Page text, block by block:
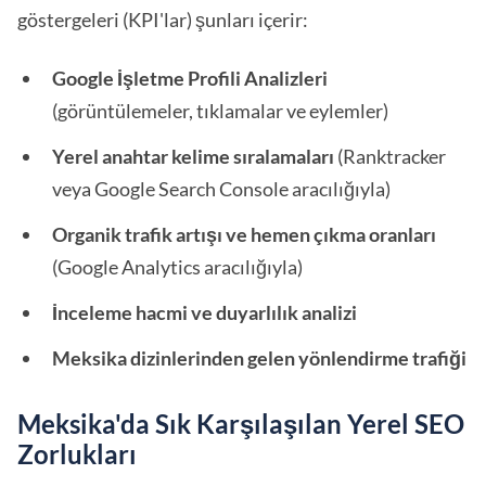
göstergeleri (KPI'lar) şunları içerir:
Google İşletme Profili Analizleri
(görüntülemeler, tıklamalar ve eylemler)
Yerel anahtar kelime sıralamaları (Ranktracker
veya Google Search Console aracılığıyla)
Organik trafik artışı ve hemen çıkma oranları
(Google Analytics aracılığıyla)
İnceleme hacmi ve duyarlılık analizi
Meksika dizinlerinden gelen yönlendirme trafiği
Meksika'da Sık Karşılaşılan Yerel SEO
Zorlukları